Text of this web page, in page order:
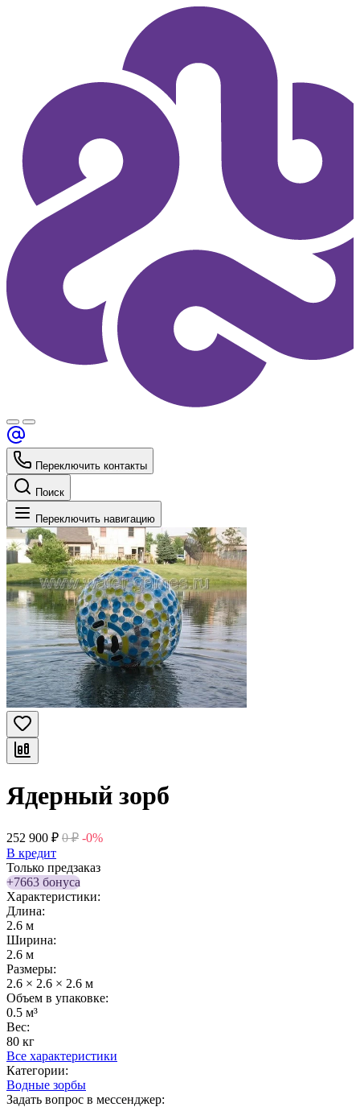
Переключить контакты
Поиск
Переключить навигацию
Ядерный зорб
252 900 ₽ 0 ₽ -0%
В кредит
Только предзаказ
+7663 бонуса
Характеристики:
Длина:
2.6 м
Ширина:
2.6 м
Размеры:
2.6 × 2.6 × 2.6 м
Объем в упаковке:
0.5 м³
Вес:
80 кг
Все характеристики
Категории:
Водные зорбы
Задать вопрос в мессенджер: